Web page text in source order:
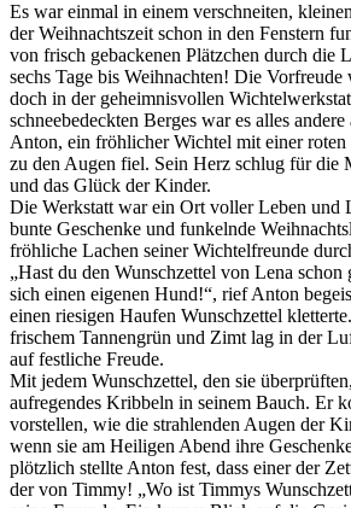
Es war einmal in einem verschneiten,
der Weihnachtszeit schon in den Fenstern
von frisch gebackenen Plätzchen durch die
sechs Tage bis Weihnachten! Die Vorfreude
doch in der geheimnisvollen
schneebedeckten Berges war es alles
Anton, ein fröhlicher Wichtel mit einer
zu den Augen fiel. Sein Herz schlug für die
und das Glück der Kinder.
Die Werkstatt war ein Ort voller Leben und
bunte Geschenke und funkelnde
fröhliche Lachen seiner Wichtelfreunde
„Hast du den Wunschzettel von Lena schon
sich einen eigenen Hund!“, rief Anton
einen riesigen Haufen Wunschzettel
frischem Tannengrün und Zimt lag in der
auf festliche Freude.
Mit jedem Wunschzettel, den sie
aufregendes Kribbeln in seinem Bauch. Er
vorstellen, wie die strahlenden Augen der
wenn sie am Heiligen Abend ihre
plötzlich stellte Anton fest, dass einer der
der von Timmy! „Wo ist Timmys